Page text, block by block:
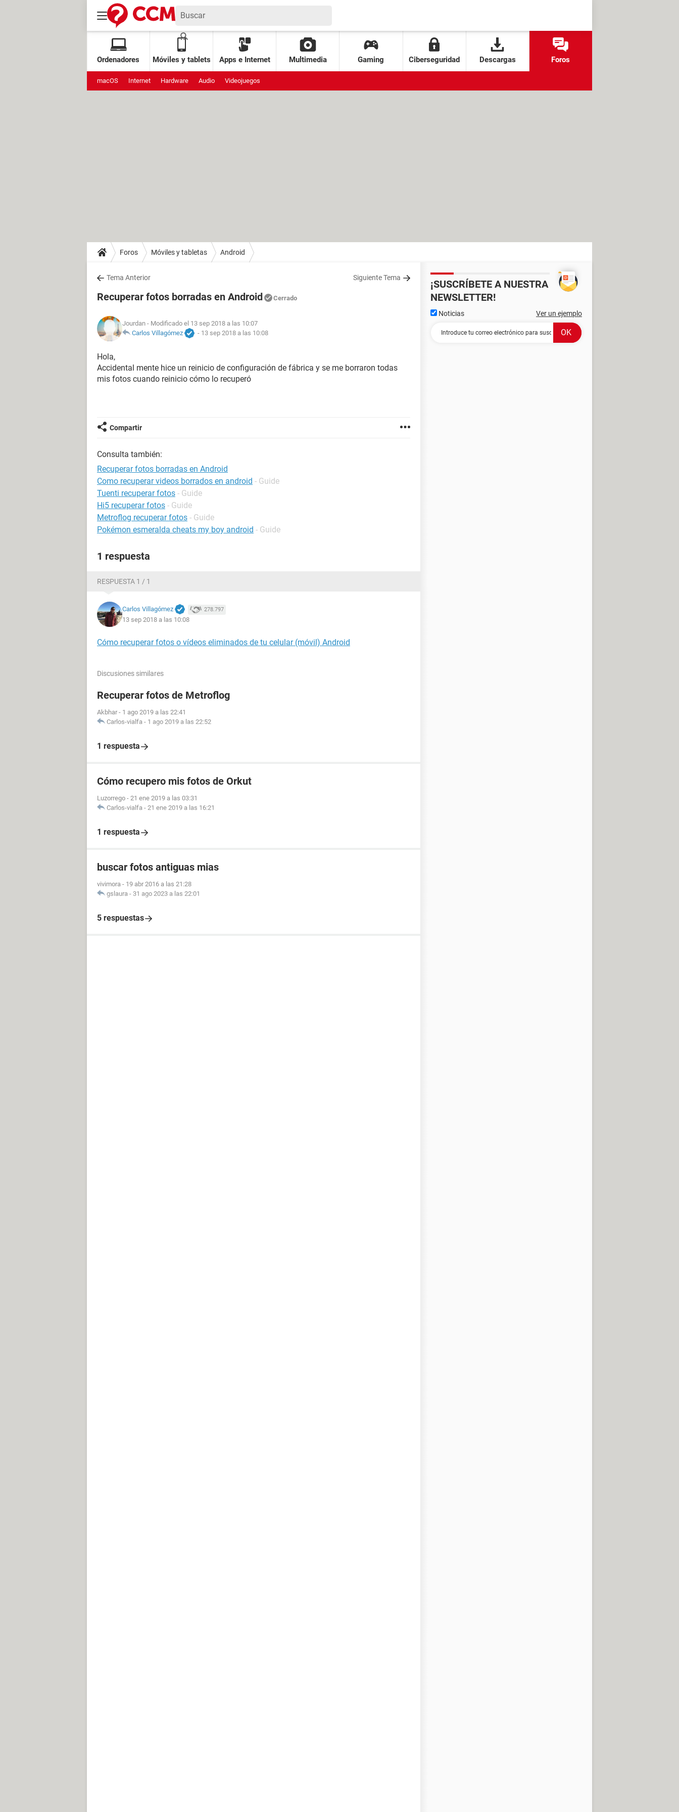
Ordenadores Móviles y tablets Apps e Internet Multimedia Gaming Ciberseguridad Descargas Foros
macOS Internet Hardware Audio Videojuegos
Foros Móviles y tabletas Android
Tema Anterior Siguiente Tema
Recuperar fotos borradas en Android Cerrado
Jourdan - Modificado el 13 sep 2018 a las 10:07
Carlos Villagómez
- 13 sep 2018 a las 10:08
Hola,
Accidental mente hice un reinicio de configuración de fábrica y se me borraron todas
mis fotos cuando reinicio cómo lo recuperó
Compartir
Consulta también:
Recuperar fotos borradas en Android
Como recuperar videos borrados en android - Guide
Tuenti recuperar fotos - Guide
Hi5 recuperar fotos - Guide
Metroflog recuperar fotos - Guide
Pokémon esmeralda cheats my boy android - Guide
1 respuesta
RESPUESTA 1 / 1
Carlos Villagómez 278.797
13 sep 2018 a las 10:08
Cómo recuperar fotos o vídeos eliminados de tu celular (móvil) Android
Discusiones similares
Recuperar fotos de Metroflog
Akbhar - 1 ago 2019 a las 22:41
Carlos-vialfa - 1 ago 2019 a las 22:52
1 respuesta
Cómo recupero mis fotos de Orkut
Luzorrego - 21 ene 2019 a las 03:31
Carlos-vialfa - 21 ene 2019 a las 16:21
1 respuesta
buscar fotos antiguas mias
vivimora - 19 abr 2016 a las 21:28
gslaura - 31 ago 2023 a las 22:01
5 respuestas
¡SUSCRÍBETE A NUESTRA
NEWSLETTER!
Noticias Ver un ejemplo